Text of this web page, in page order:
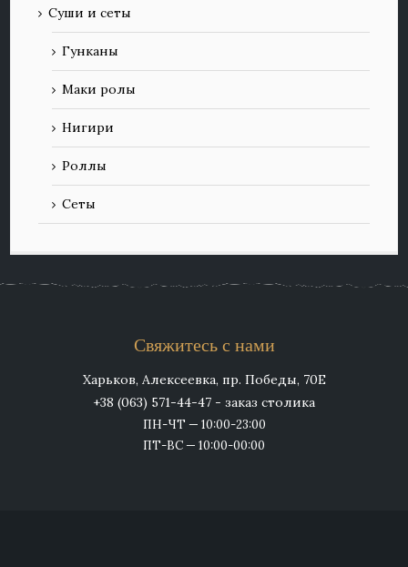
Суши и сеты
Гунканы
Маки ролы
Нигири
Роллы
Сеты
Свяжитесь с нами
Харьков, Алексеевка, пр. Победы, 70Е
+38 (063) 571-44-47 - заказ столика
ПН-ЧТ — 10:00-23:00
ПТ-ВС — 10:00-00:00